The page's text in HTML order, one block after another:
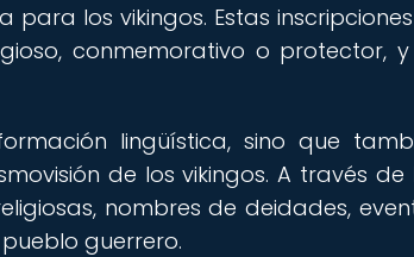
los vikingos. Estas
conmemorativo o protector, y
lingüística, sino que
de los vikingos. A través de
nombres de deidades,
guerrero.